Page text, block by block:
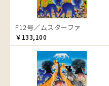
ゾウ
タンザニア
タンザニアの女性
チーター
蝶
チンパンジー
F12号／ムスターファ
￥133,100